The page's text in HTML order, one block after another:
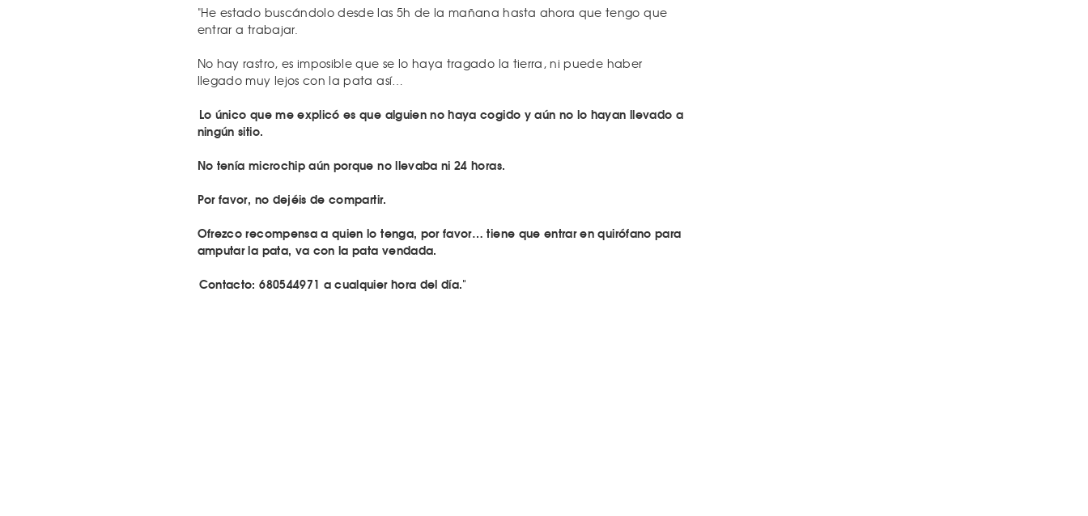
"He estado buscándolo desde las 5h de la mañana hasta ahora que tengo que
entrar a trabajar.
No hay rastro, es imposible que se lo haya tragado la tierra, ni puede haber
llegado muy lejos con la pata así…
Lo único que me explicó es que alguien no haya cogido y aún no lo hayan llevado a
ningún sitio.
No tenía microchip aún porque no llevaba ni 24 horas.
Por favor, no dejéis de compartir.
Ofrezco recompensa a quien lo tenga, por favor… tiene que entrar en quirófano para
amputar la pata, va con la pata vendada.
Contacto: 680544971 a cualquier hora del día."